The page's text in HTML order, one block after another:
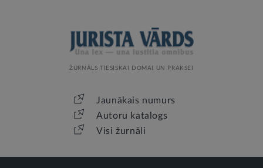
ŽURNĀLS TIESISKAI DOMAI UN PRAKSEI
Jaunākais numurs
Autoru katalogs
Visi žurnāli